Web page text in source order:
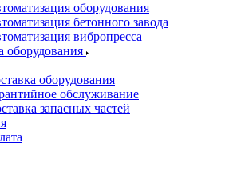
оборудования
бетонного завода
вибропресса
оборудования
оборудования
обслуживание
запасных частей